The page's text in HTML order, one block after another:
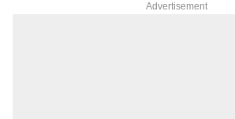
Advertisement